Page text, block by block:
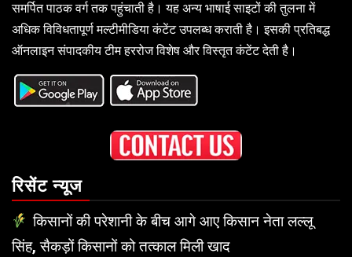
समर्पित पाठक वर्ग तक पहुंचाती है। यह अन्य भाषाई साइटों की तुलना में
अधिक विविधतापूर्ण मल्टीमीडिया कंटेंट उपलब्ध कराती है। इसकी प्रतिबद्ध
ऑनलाइन संपादकीय टीम हररोज विशेष और विस्तृत कंटेंट देती है।
रिसेंट न्यूज
किसानों की परेशानी के बीच आगे आए किसान नेता लल्लू
सिंह, सैकड़ों किसानों को तत्काल मिली खाद